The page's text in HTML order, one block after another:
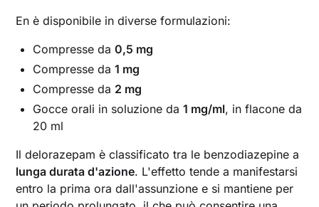
En è disponibile in diverse formulazioni:
Compresse da0,5 mg
Compresse da1 mg
Compresse da 2 mg
Gocce orali in soluzione da1 mg/ml, in flacone da
20 ml
Il delorazepam è classificato tra le benzodiazepine a
lunga durata d'azione. L'effetto tende a manifestarsi
entro la prima ora dall'assunzione e si mantiene per